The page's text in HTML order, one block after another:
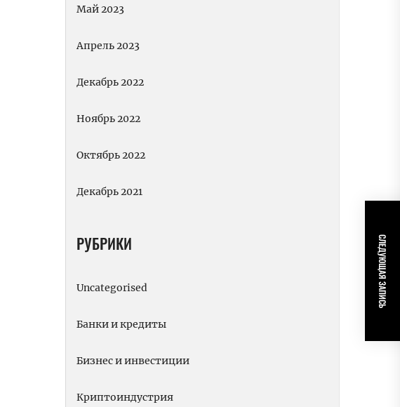
СЛЕДУЮЩАЯ ЗАПИСЬ
Май 2023
Апрель 2023
Декабрь 2022
Ноябрь 2022
Октябрь 2022
Декабрь 2021
РУБРИКИ
Uncategorised
Банки и кредиты
Бизнес и инвестиции
Криптоиндустрия